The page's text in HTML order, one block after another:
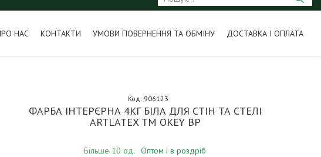
НАС КОНТАКТИ УМОВИ ПОВЕРНЕННЯ ТА ОБМІНУ ДОСТАВКА І ОПЛАТА
ФАРБА ІНТЕРЄРНА 4КГ БІЛА ДЛЯ СТІН ТА СТЕЛІ
ARTLATEX ТМ OKEY BP
Більше 10 од. Оптом і в роздріб
Код: 906123